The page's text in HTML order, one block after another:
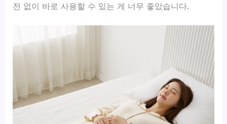
전 없이 바로 사용할 수 있는 게 너무 좋았습니다.